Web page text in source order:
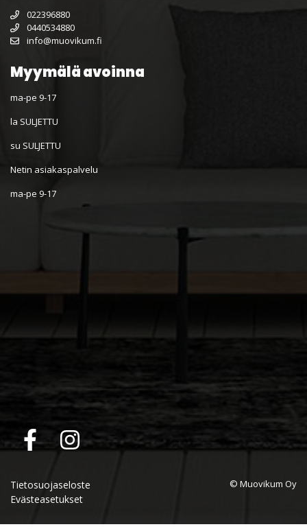
022396880
0440534880
info@muovikum.fi
Myymälä avoinna
ma-pe 9-17
la SULJETTU
su SULJETTU
Netin asiakaspalvelu
ma-pe 9-17
Tietosuojaseloste
Evästeasetukset
© Muovikum Oy